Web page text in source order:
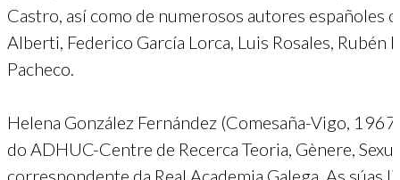
Castro, así como de numerosos autores españoles
Alberti, Federico García Lorca, Luis Rosales, Rubén
Pacheco.
Helena González Fernández (Comesaña-Vigo,
do ADHUC-Centre de Recerca Teoria, Gènere,
correspondente da Real Academia Galega. As